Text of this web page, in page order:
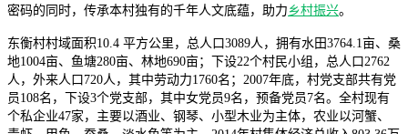
密码的同时，传承本村独有的千年人文底蕴，助力乡村振兴。
东衡村村域面积10.4 平方公里，总人口3089人，拥有水田3764.1亩、桑
地1004亩、鱼塘280亩、林地690亩；下设22个村民小组，总人口2762
人，外来人口720人，其中劳动力1760名；2007年底，村党支部共有党
员108名，下设3个党支部，其中女党员9名，预备党员7名。全村现有
个私企业47家，主要以酒业、钢琴、小型木业为主体，农业以河蟹、